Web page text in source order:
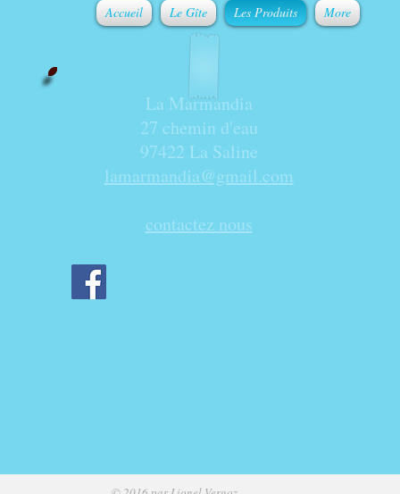
Accueil Le Gîte Les Produits More
La Marmandia
27 chemin d'eau
97422 La Saline
lamarmandia@gmail.com
contactez nous